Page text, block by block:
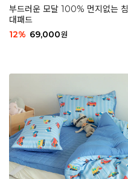
부드러운 모달 100% 먼지없는 침
대패드
12% 69,000원